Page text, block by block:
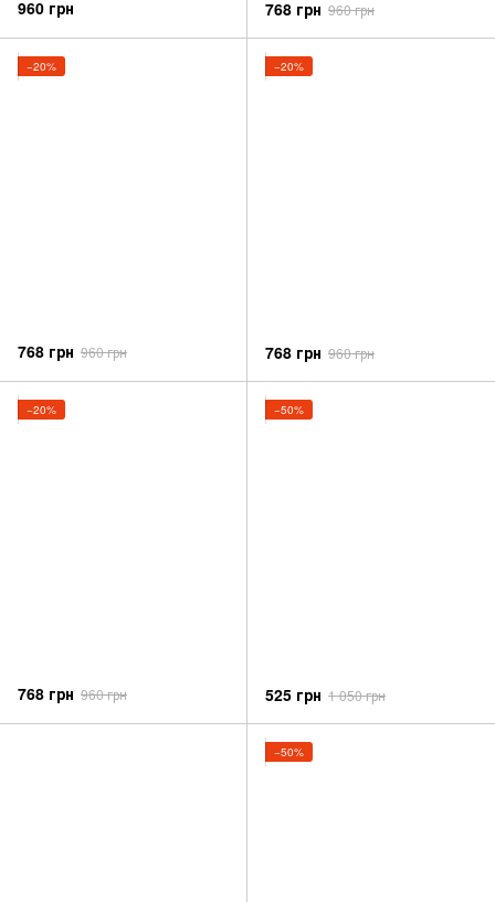
960 грн 768 грн 960 грн
−20%
768 грн 960 грн
−20%
768 грн 960 грн
−20%
768 грн 960 грн
−50%
525 грн 1 050 грн
−50%